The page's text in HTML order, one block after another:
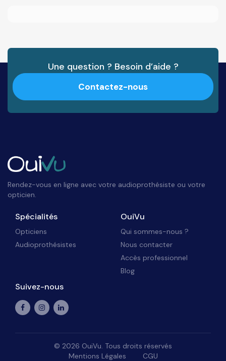
Une question ? Besoin d’aide ?
Contactez-nous
Rendez-vous en ligne avec votre audioprothésiste ou votre
opticien.
Spécialités
Opticiens
Audioprothésistes
OuiVu
Qui sommes-nous ?
Nous contacter
Accès professionnel
Blog
Suivez-nous
© 2026 OuiVu. Tous droits réservés
Mentions Légales
CGU